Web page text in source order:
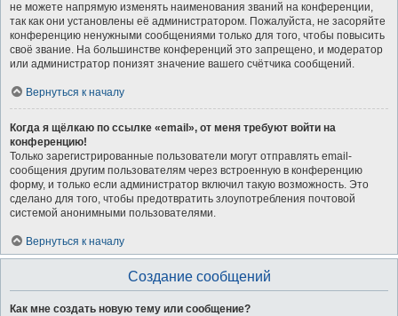
не можете напрямую изменять наименования званий на конференции,
так как они установлены её администратором. Пожалуйста, не засоряйте
конференцию ненужными сообщениями только для того, чтобы повысить
своё звание. На большинстве конференций это запрещено, и модератор
или администратор понизят значение вашего счётчика сообщений.
Вернуться к началу
Когда я щёлкаю по ссылке «email», от меня требуют войти на
конференцию!
Только зарегистрированные пользователи могут отправлять email-
сообщения другим пользователям через встроенную в конференцию
форму, и только если администратор включил такую возможность. Это
сделано для того, чтобы предотвратить злоупотребления почтовой
системой анонимными пользователями.
Вернуться к началу
Создание сообщений
Как мне создать новую тему или сообщение?